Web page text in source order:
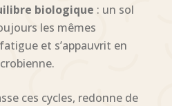
biologique : un sol
les mêmes
et s’appauvrit en
ces cycles, redonne de